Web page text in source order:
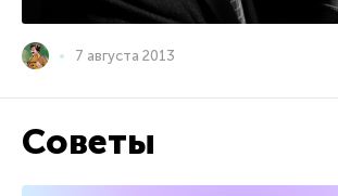
7 августа 2013
Советы